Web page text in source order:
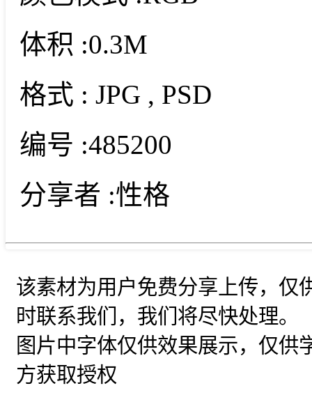
体积 :0.3M
格式 : JPG , PSD
编号 :485200
分享者 :性格
该素材为用户免费分享上传，仅
时联系我们，我们将尽快处理。
图片中字体仅供效果展示，仅供
方获取授权